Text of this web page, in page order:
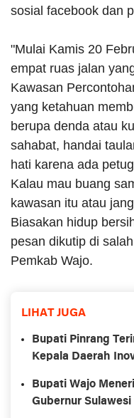
sosial facebook dan
"Mulai Kamis 20
empat ruas jalan
Kawasan
yang ketahuan
berupa denda atau
sahabat, handai
hati karena ada
Kalau mau buang
kawasan itu atau
Biasakan hidup
pesan dikutip di
Pemkab Wajo.
LIHAT JUGA
Bupati Pinrang
Kepala Daerah
Bupati Wajo
Gubernur